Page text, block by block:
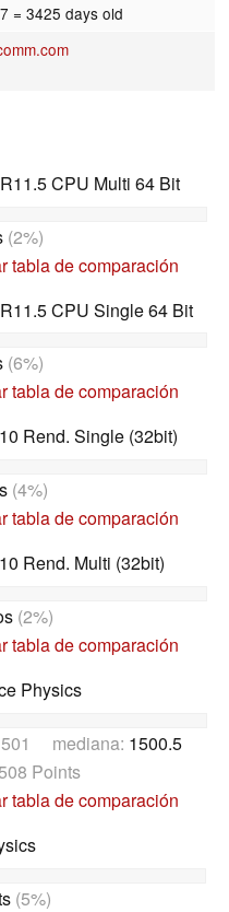
= 3425 days old
CPU Multi 64 Bit
(2%)
tabla de comparación
CPU Single 64 Bit
(6%)
tabla de comparación
Rend. Single (32bit)
(4%)
tabla de comparación
Rend. Multi (32bit)
(2%)
tabla de comparación
Physics
mediana: 1500.5
Points
tabla de comparación
(5%)